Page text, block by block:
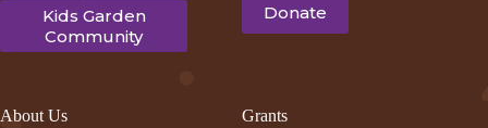
Kids Garden
Community
Donate
About Us
Grants